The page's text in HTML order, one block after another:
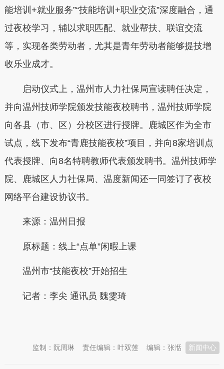
能培训+就业服务”“技能培训+职业交流”深度融合，通
过夜校学习，辅以求职匹配、就业帮扶、联谊交流
等，实现各类劳动者，尤其是青年劳动者能够提技增
收乐业成才。
启动仪式上，温州市人力社保局宣读聘任决定，
并向温州技师学院颁发技能夜校聘书，温州技师学院
向各县（市、区）分校区进行授牌。鹿城区作为全市
试点，线下发布“青鹿技能夜校”项目，并向8家培训点
代表授牌、向8名特聘教师代表颁发聘书。温州技师学
院、鹿城区人力社保局、温度新闻还一同签订了夜校
网络平台建设协议书。
来源：温州日报
原标题：线上“点单”闲暇上课
温州市“技能夜校”开始招生
记者： 李尖 通讯员 魏雯琦
新闻中心
编辑：张湉
责任编辑：叶双莲
监制：阮周琳